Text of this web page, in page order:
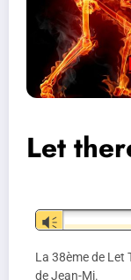
Let
Lecteur
audio
Vm
La 38ème de Let
de Jean-Mi.